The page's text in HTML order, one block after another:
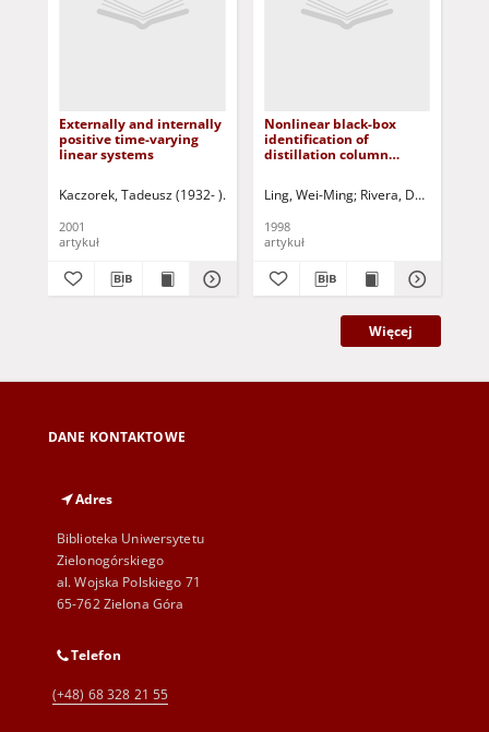
Externally and internally
positive time-varying
linear systems
Kaczorek, Tadeusz (1932- ) Triggiani, Roberto- ed. Maksimov,
2001
artykuł
Nonlinear black-box
identification of
distillation column
performance
Ling, Wei-Ming Rivera, Daniel E.
1998
artykuł
Więcej
DANE KONTAKTOWE
Adres
Biblioteka Uniwersytetu
Zielonogórskiego
al. Wojska Polskiego 71
65-762 Zielona Góra
Telefon
(+48) 68 328 21 55